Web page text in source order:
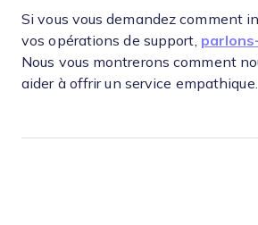
Si vous vous demandez comment
vos opérations de support,
Nous vous montrerons comment
aider à offrir un service empathique.